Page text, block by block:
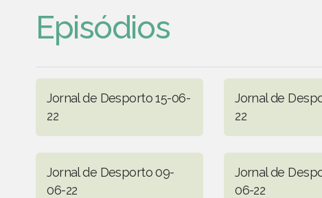
Episódios
Jornal de Desporto 15-06-
22
Jornal de
22
Jornal de Desporto 09-
06-22
Jornal de
06-22